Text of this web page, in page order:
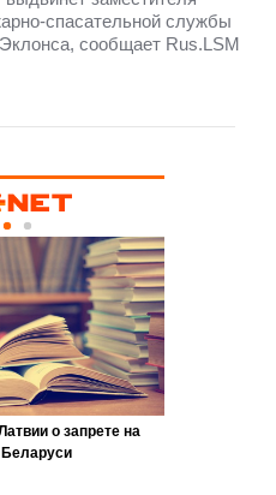
спасательной службы
сообщает Rus.LSM